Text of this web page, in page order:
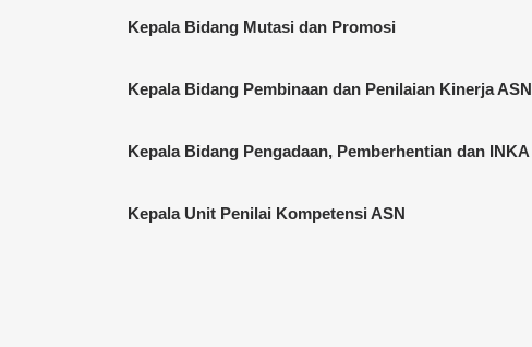
Kepala Bidang Mutasi dan Promosi
Kepala Bidang Pembinaan dan Penilaian Kinerja ASN
Kepala Bidang Pengadaan, Pemberhentian dan INKA
Kepala Unit Penilai Kompetensi ASN